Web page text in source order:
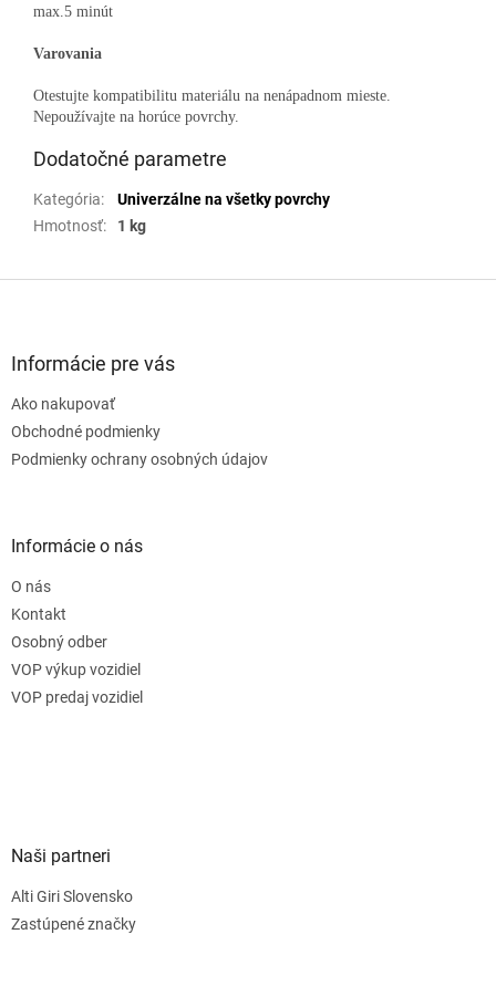
max.5 minút
Varovania
Otestujte kompatibilitu materiálu na nenápadnom mieste.
Nepoužívajte na horúce povrchy.
Dodatočné parametre
Kategória:
Univerzálne na všetky povrchy
Hmotnosť: 1 kg
Informácie pre vás
Ako nakupovať
Obchodné podmienky
Podmienky ochrany osobných údajov
Informácie o nás
O nás
Kontakt
Osobný odber
VOP výkup vozidiel
VOP predaj vozidiel
Naši partneri
Alti Giri Slovensko
Zastúpené značky